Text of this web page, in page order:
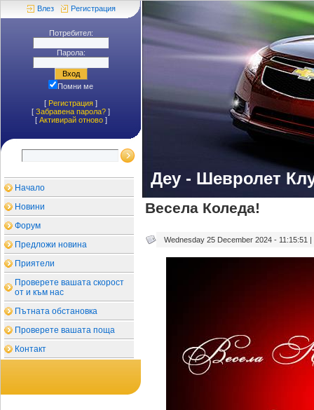
Влез Регистрация
Потребител:
Парола:
Помни ме
[ Регистрация ]
[ Забравена парола? ]
[ Aктивирай отново]
Начало
Новини
Форум
Предложи новина
Приятели
Проверете вашата скорост
от и към нас
Пътната обстановка
Проверете вашата поща
Контакт
Деу - Шевролет
Весела Коледа!
Wednesday 25 December 2024 - 11:15:51 |